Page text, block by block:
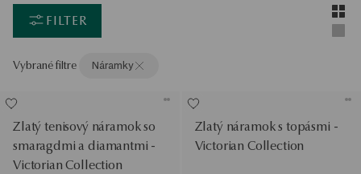
FILTER
Vybrané filtre Náramky
Zlatý tenisový náramok so
smaragdmi a diamantmi -
Victorian Collection
Zlatý náramok s topásmi -
Victorian Collection